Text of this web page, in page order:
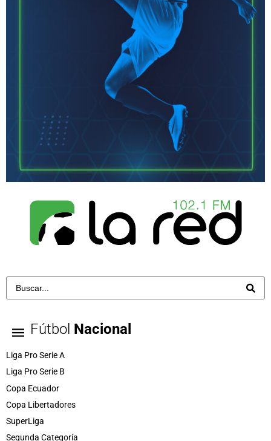
Fútbol Nacional
Liga Pro Serie A
Liga Pro Serie B
Copa Ecuador
Copa Libertadores
SuperLiga
Segunda Categoría